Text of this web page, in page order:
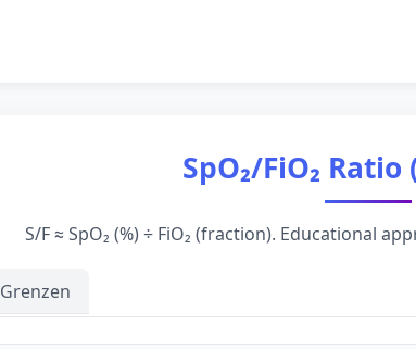
SpO₂/FiO₂ Ratio
S/F ≈ SpO₂ (%) ÷ FiO₂ (fraction). Educational
Grenzen